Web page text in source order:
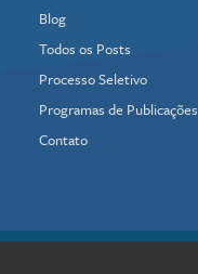
Blog
Todos os Posts
Processo Seletivo
Programas de Publicações
Contato